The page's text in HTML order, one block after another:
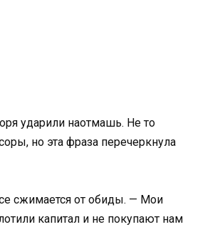
ударили наотмашь. Не то
но эта фраза перечеркнула
сжимается от обиды. — Мои
капитал и не покупают нам